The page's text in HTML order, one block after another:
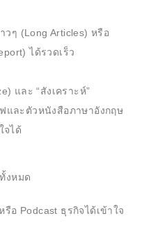
ๆ (Long Articles) หรือ
ได้รวดเร็ว
และ “สังเคราะห์”
และตัวหนังสือภาษาอังกฤษ
จได้
งหมด
อ Podcast ธุรกิจได้เข้าใจ